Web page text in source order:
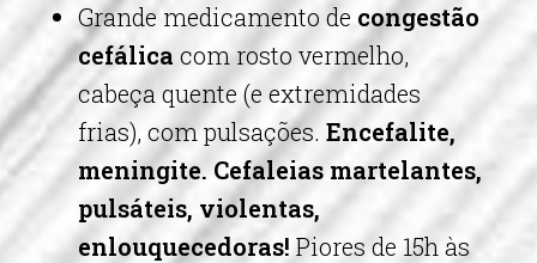
Grande medicamento de congestão
cefálica com rosto vermelho,
cabeça quente (e extremidades
frias), com pulsações. Encefalite,
meningite. Cefaleias martelantes,
pulsáteis, violentas,
enlouquecedoras! Piores de 15h às